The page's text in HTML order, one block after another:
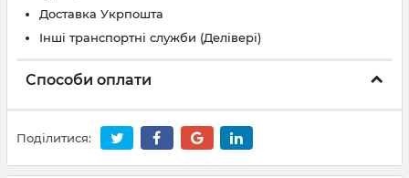
Доставка Укрпошта
Інші транспортні служби (Делівері)
Способи оплати
Поділитися: